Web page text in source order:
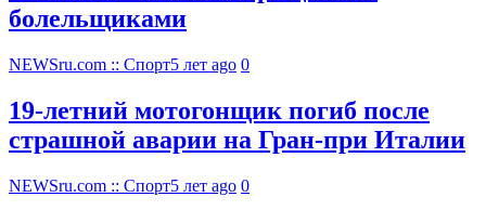
болельщиками
NEWSru.com :: Спорт5 лет ago 0
19-летний мотогонщик погиб после
страшной аварии на Гран-при Италии
NEWSru.com :: Спорт5 лет ago 0